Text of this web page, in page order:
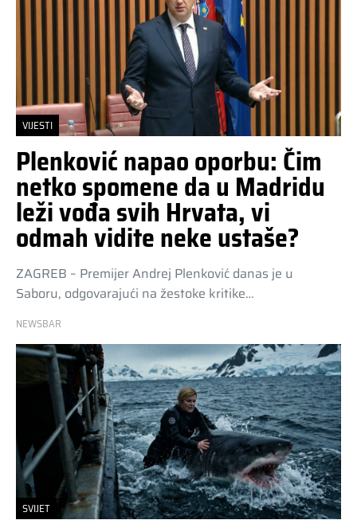
VIJESTI
Plenković napao oporbu: Čim
netko spomene da u Madridu
leži vođa svih Hrvata, vi
odmah vidite neke ustaše?
ZAGREB – Premijer Andrej Plenković danas je u
Saboru, odgovarajući na žestoke kritike…
NEWSBAR
SVIJET